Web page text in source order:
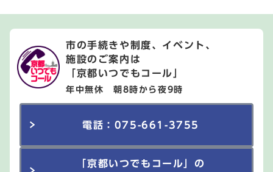
市の手続きや制度、イベント、
施設のご案内は
「京都いつでもコール」
年中無休 朝8時から夜9時
電話：075-661-3755
「京都いつでもコール」の